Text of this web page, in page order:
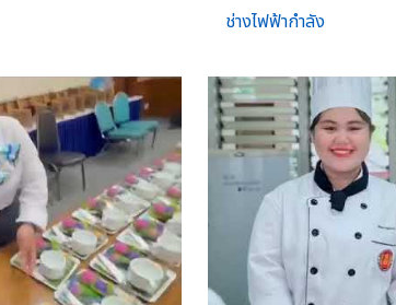
ช่างไฟฟ้ากำลัง